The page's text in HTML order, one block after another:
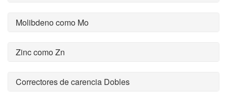
Molibdeno como Mo
Zinc como Zn
Correctores de carencia Dobles